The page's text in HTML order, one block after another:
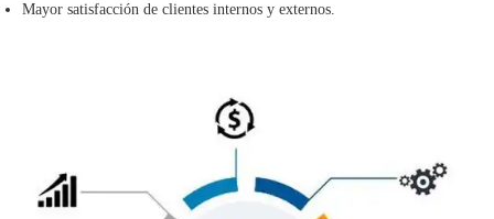
Mayor satisfacción de clientes internos y externos.